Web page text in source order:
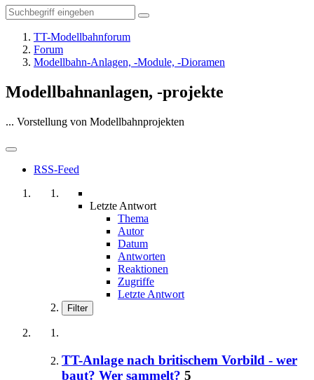
TT-Modellbahnforum
Forum
Modellbahn-Anlagen, -Module, -Dioramen
Modellbahnanlagen, -projekte
... Vorstellung von Modellbahnprojekten
RSS-Feed
Letzte Antwort
Thema
Autor
Datum
Antworten
Reaktionen
Zugriffe
Letzte Antwort
Filter
TT-Anlage nach britischem Vorbild - wer
baut? Wer sammelt? 5